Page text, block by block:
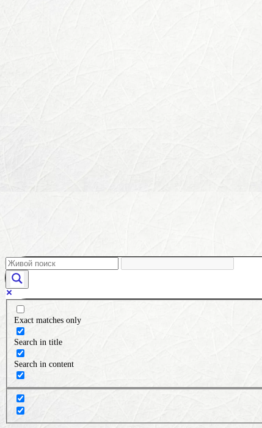
Exact matches only
Search in title
Search in content